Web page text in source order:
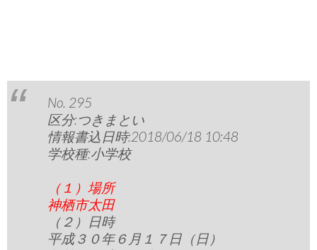
No. 295
区分:つきまとい
情報書込日時:2018/06/18 10:48
学校種:小学校
（１）場所
神栖市太田
（２）日時
平成３０年６月１７日（日）